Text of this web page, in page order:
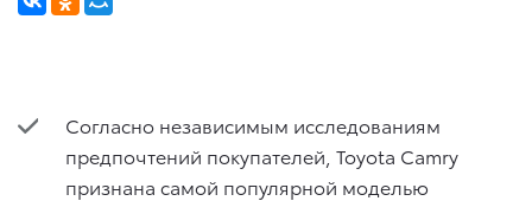
Согласно независимым исследованиям
предпочтений покупателей, Toyota Camry
признана самой популярной моделью